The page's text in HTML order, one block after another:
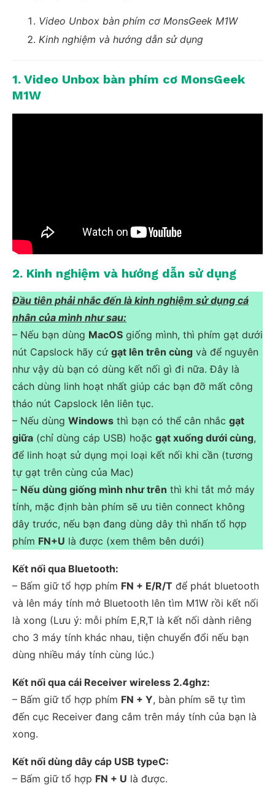
Video Unbox bàn phím cơ MonsGeek M1W
Kinh nghiệm và hướng dẫn sử dụng
1. Video Unbox bàn phím cơ MonsGeek
M1W
2. Kinh nghiệm và hướng dẫn sử dụng
Đầu tiên phải nhắc đến là kinh nghiệm sử dụng cá
nhân của mình như sau:
– Nếu bạn dùng MacOS giống mình, thì phím gạt dưới
nút Capslock hãy cứ gạt lên trên cùng và để nguyên
như vậy dù bạn có dùng kết nối gì đi nữa. Đây là
cách dùng linh hoạt nhất giúp các bạn đỡ mất công
tháo nút Capslock lên liên tục.
– Nếu dùng Windows thì bạn có thể cân nhắc gạt
giữa (chỉ dùng cáp USB) hoặc gạt xuống dưới cùng,
để linh hoạt sử dụng mọi loại kết nối khi cần (tương
tự gạt trên cùng của Mac)
– Nếu dùng giống mình như trên thì khi tắt mở máy
tính, mặc định bàn phím sẽ ưu tiên connect không
dây trước, nếu bạn đang dùng dây thì nhấn tổ hợp
phím FN+U là được (xem thêm bên dưới)
Kết nối qua Bluetooth:
– Bấm giữ tổ hợp phím FN + E/R/T để phát bluetooth
và lên máy tính mở Bluetooth lên tìm M1W rồi kết nối
là xong (Lưu ý: mỗi phím E,R,T là kết nối dành riêng
cho 3 máy tính khác nhau, tiện chuyển đổi nếu bạn
dùng nhiều máy tính cùng lúc.)
Kết nối qua cái Receiver wireless 2.4ghz:
– Bấm giữ tổ hợp phím FN + Y, bàn phím sẽ tự tìm
đến cục Receiver đang cắm trên máy tính của bạn là
xong.
Kết nối dùng dây cáp USB typeC:
– Bấm giữ tổ hợp FN + U là được.